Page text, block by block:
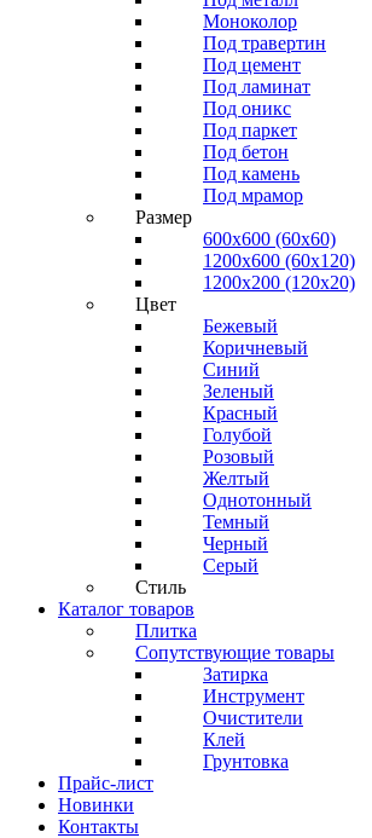
Моноколор
Под травертин
Под цемент
Под ламинат
Под оникс
Под паркет
Под бетон
Под камень
Под мрамор
Размер
600х600 (60х60)
1200х600 (60х120)
1200х200 (120x20)
Цвет
Бежевый
Коричневый
Синий
Зеленый
Красный
Голубой
Розовый
Желтый
Однотонный
Темный
Черный
Серый
Стиль
Каталог товаров
Плитка
Сопутствующие товары
Затирка
Инструмент
Очистители
Клей
Грунтовка
Прайс-лист
Новинки
Контакты